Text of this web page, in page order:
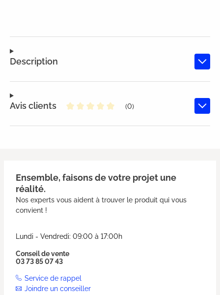
Description
Avis clients
(0)
Ensemble, faisons de votre projet une
réalité.
Nos experts vous aident à trouver le produit qui vous
convient !
Lundi - Vendredi: 09:00 à 17:00h
Conseil de vente
03 73 85 07 43
Service de rappel
Joindre un conseiller